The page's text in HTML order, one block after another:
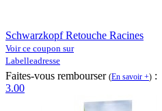
Schwarzkopf Retouche Racines
Voir ce coupon sur
Labelleadresse
Faites-vous rembourser (En savoir +) :
3.00